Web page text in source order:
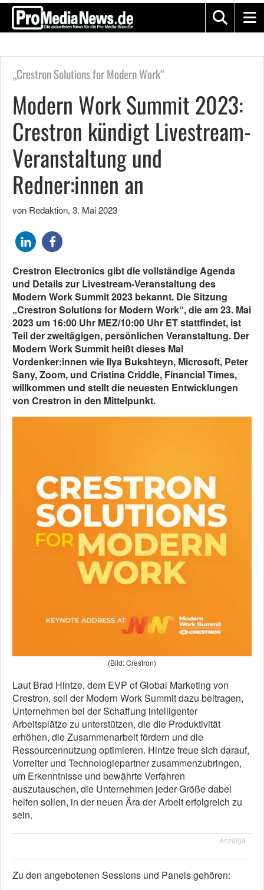
„Crestron Solutions for Modern Work“
Modern Work Summit 2023:
Crestron kündigt Livestream-
Veranstaltung und
Redner:innen an
von Redaktion, 3. Mai 2023
Crestron Electronics gibt die vollständige Agenda
und Details zur Livestream-Veranstaltung des
Modern Work Summit 2023 bekannt. Die Sitzung
„Crestron Solutions for Modern Work“, die am 23. Mai
2023 um 16:00 Uhr MEZ/10:00 Uhr ET stattfindet, ist
Teil der zweitägigen, persönlichen Veranstaltung. Der
Modern Work Summit heißt dieses Mal
Vordenker:innen wie Ilya Bukshteyn, Microsoft, Peter
Sany, Zoom, und Cristina Criddle, Financial Times,
willkommen und stellt die neuesten Entwicklungen
von Crestron in den Mittelpunkt.
(Bild: Crestron)
Laut Brad Hintze, dem EVP of Global Marketing von
Crestron, soll der Modern Work Summit dazu beitragen,
Unternehmen bei der Schaffung intelligenter
Arbeitsplätze zu unterstützen, die die Produktivität
erhöhen, die Zusammenarbeit fördern und die
Ressourcennutzung optimieren. Hintze freue sich darauf,
Vorreiter und Technologiepartner zusammenzubringen,
um Erkenntnisse und bewährte Verfahren
auszutauschen, die Unternehmen jeder Größe dabei
helfen sollen, in der neuen Ära der Arbeit erfolgreich zu
sein.
Anzeige
Zu den angebotenen Sessions und Panels gehören: